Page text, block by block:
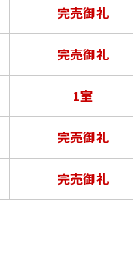
完売御礼
完売御礼
1室
完売御礼
完売御礼